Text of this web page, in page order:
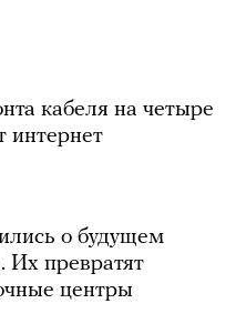
кабеля на четыре
интернет
о будущем
Их превратят
центры